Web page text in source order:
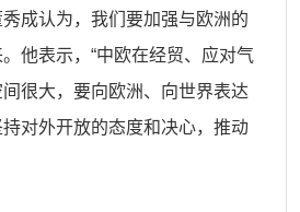
成认为，我们要加强与欧洲的
他表示， “中欧在经贸、应对气
很大，要向欧洲、向世界表达
对外开放的态度和决心，推动